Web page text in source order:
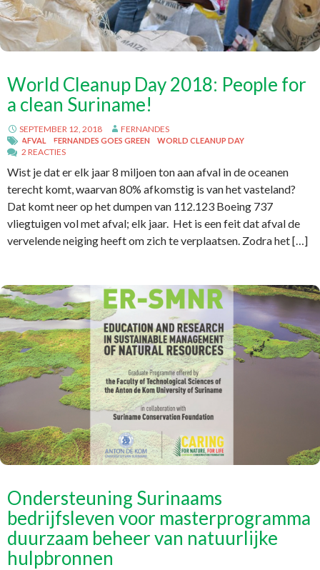
World Cleanup Day 2018: People for
a clean Suriname!
SEPTEMBER 12, 2018 FERNANDES
AFVAL FERNANDES GOES GREEN WORLD CLEANUP DAY
2 REACTIES
Wist je dat er elk jaar 8 miljoen ton aan afval in de oceanen
terecht komt, waarvan 80% afkomstig is van het vasteland?
Dat komt neer op het dumpen van 112.123 Boeing 737
vliegtuigen vol met afval; elk jaar. Het is een feit dat afval de
vervelende neiging heeft om zich te verplaatsen. Zodra het […]
Ondersteuning Surinaams
bedrijfsleven voor masterprogramma
duurzaam beheer van natuurlijke
hulpbronnen